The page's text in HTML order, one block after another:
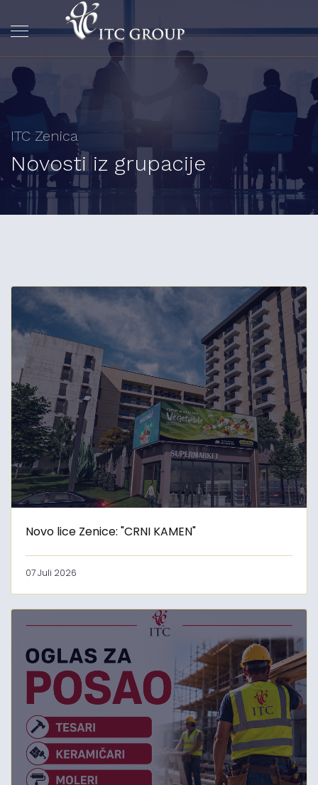
ITC Zenica
Novosti iz grupacije
Novo lice Zenice: "CRNI KAMEN"
07 Juli 2026